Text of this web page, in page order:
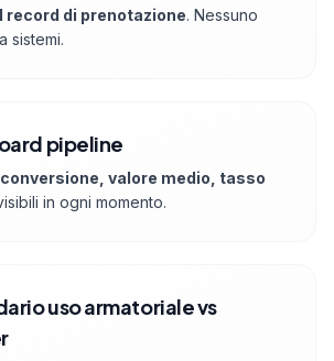
record di prenotazione. Nessuno
sistemi.
pipeline
valore medio, tasso
in ogni momento.
uso armatoriale vs